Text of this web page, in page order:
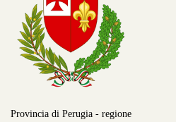
Provincia di Perugia - regione